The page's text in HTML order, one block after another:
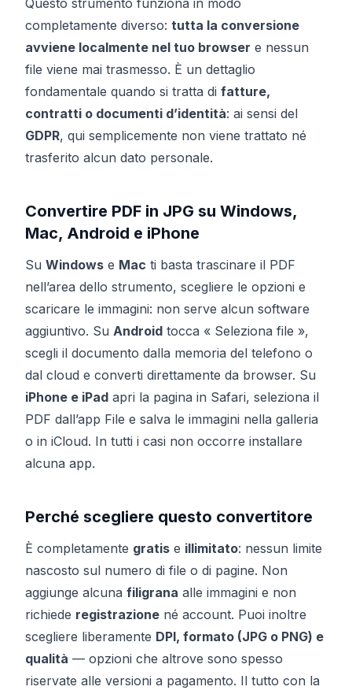
Questo strumento funziona in modo
completamente diverso: tutta la conversione
avviene localmente nel tuo browser e nessun
file viene mai trasmesso. È un dettaglio
fondamentale quando si tratta di fatture,
contratti o documenti d’identità: ai sensi del
GDPR, qui semplicemente non viene trattato né
trasferito alcun dato personale.
Convertire PDF in JPG su Windows,
Mac, Android e iPhone
Su Windows e Mac ti basta trascinare il PDF
nell’area dello strumento, scegliere le opzioni e
scaricare le immagini: non serve alcun software
aggiuntivo. Su Android tocca « Seleziona file »,
scegli il documento dalla memoria del telefono o
dal cloud e converti direttamente da browser. Su
iPhone e iPad apri la pagina in Safari, seleziona il
PDF dall’app File e salva le immagini nella galleria
o in iCloud. In tutti i casi non occorre installare
alcuna app.
Perché scegliere questo convertitore
È completamente gratis e illimitato: nessun limite
nascosto sul numero di file o di pagine. Non
aggiunge alcuna filigrana alle immagini e non
richiede registrazione né account. Puoi inoltre
scegliere liberamente DPI, formato (JPG o PNG) e
qualità — opzioni che altrove sono spesso
riservate alle versioni a pagamento. Il tutto con la